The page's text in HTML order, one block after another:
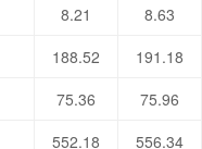
8.21 8.63
188.52 191.18
75.36 75.96
552.18 556.34